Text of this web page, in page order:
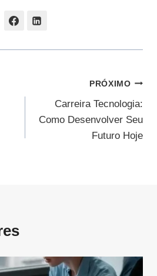
PRÓXIMO
Carreira Tecnologia:
Como Desenvolver Seu
Futuro Hoje